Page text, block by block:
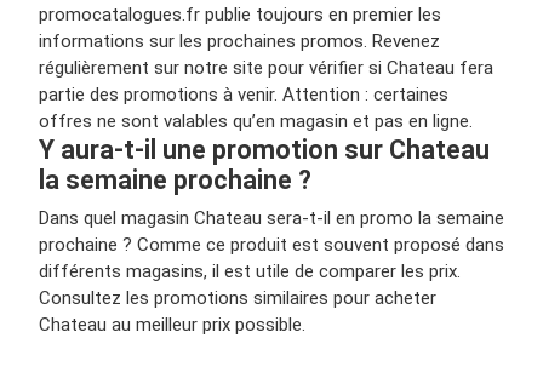
promocatalogues.fr publie toujours en premier les
informations sur les prochaines promos. Revenez
régulièrement sur notre site pour vérifier si Chateau fera
partie des promotions à venir. Attention : certaines
offres ne sont valables qu’en magasin et pas en ligne.
Y aura-t-il une promotion sur Chateau
la semaine prochaine ?
Dans quel magasin Chateau sera-t-il en promo la semaine
prochaine ? Comme ce produit est souvent proposé dans
différents magasins, il est utile de comparer les prix.
Consultez les promotions similaires pour acheter
Chateau au meilleur prix possible.